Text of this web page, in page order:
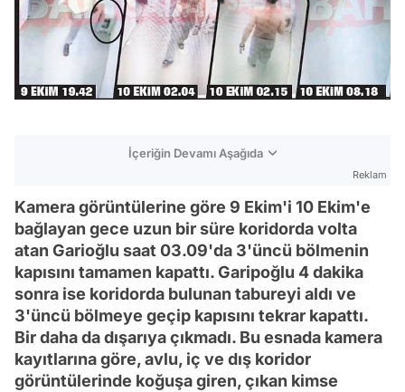
İçeriğin Devamı Aşağıda
Reklam
Kamera görüntülerine göre 9 Ekim'i 10 Ekim'e
bağlayan gece uzun bir süre koridorda volta
atan Garioğlu saat 03.09'da 3'üncü bölmenin
kapısını tamamen kapattı. Garipoğlu 4 dakika
sonra ise koridorda bulunan tabureyi aldı ve
3'üncü bölmeye geçip kapısını tekrar kapattı.
Bir daha da dışarıya çıkmadı. Bu esnada kamera
kayıtlarına göre, avlu, iç ve dış koridor
görüntülerinde koğuşa giren, çıkan kimse